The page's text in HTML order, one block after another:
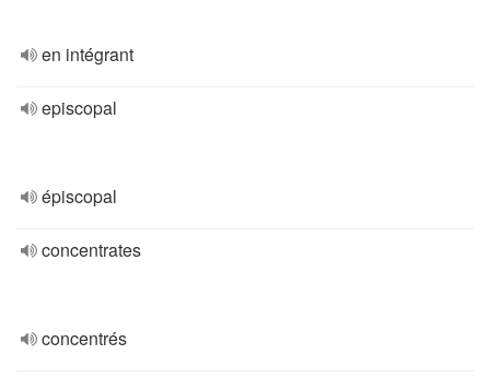
en intégrant
episcopal
épiscopal
concentrates
concentrés